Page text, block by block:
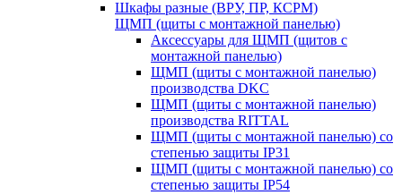
Шкафы разные (ВРУ, ПР, КСРМ)
ЩМП (щиты с монтажной панелью)
Аксессуары для ЩМП (щитов с
монтажной панелью)
ЩМП (щиты с монтажной панелью)
производства DKC
ЩМП (щиты с монтажной панелью)
производства RITTAL
ЩМП (щиты с монтажной панелью) со
степенью защиты IP31
ЩМП (щиты с монтажной панелью) со
степенью защиты IP54